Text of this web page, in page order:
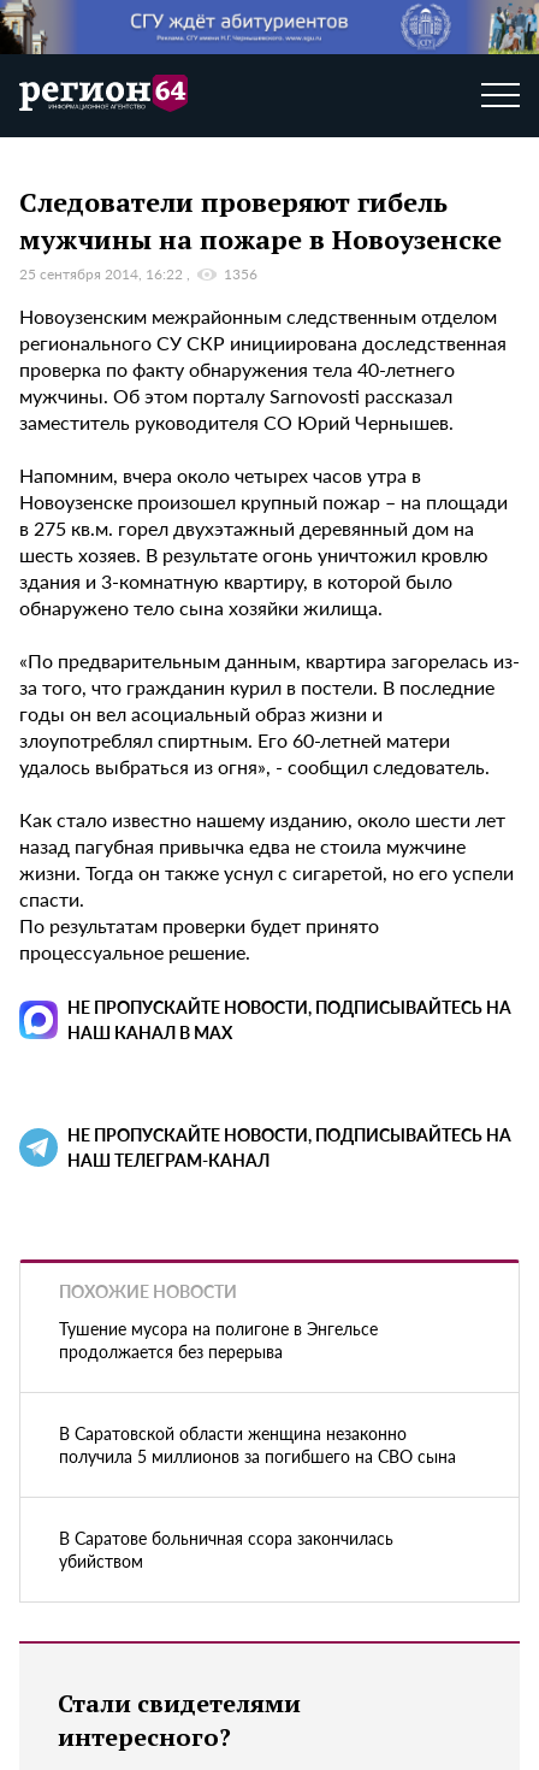
Следователи проверяют гибель
мужчины на пожаре в Новоузенске
25 сентября 2014, 16:22 1356
Новоузенским межрайонным следственным отделом
регионального СУ СКР инициирована доследственная
проверка по факту обнаружения тела 40-летнего
мужчины. Об этом порталу Sarnovosti рассказал
заместитель руководителя СО Юрий Чернышев.
Напомним, вчера около четырех часов утра в
Новоузенске произошел крупный пожар – на площади
в 275 кв.м. горел двухэтажный деревянный дом на
шесть хозяев. В результате огонь уничтожил кровлю
здания и 3-комнатную квартиру, в которой было
обнаружено тело сына хозяйки жилища.
«По предварительным данным, квартира загорелась из-
за того, что гражданин курил в постели. В последние
годы он вел асоциальный образ жизни и
злоупотреблял спиртным. Его 60-летней матери
удалось выбраться из огня», - сообщил следователь.
Как стало известно нашему изданию, около шести лет
назад пагубная привычка едва не стоила мужчине
жизни. Тогда он также уснул с сигаретой, но его успели
спасти.
По результатам проверки будет принято
процессуальное решение.
НЕ ПРОПУСКАЙТЕ НОВОСТИ, ПОДПИСЫВАЙТЕСЬ НА
НАШ КАНАЛ В MAX
НЕ ПРОПУСКАЙТЕ НОВОСТИ, ПОДПИСЫВАЙТЕСЬ НА
НАШ ТЕЛЕГРАМ-КАНАЛ
ПОХОЖИЕ НОВОСТИ
Тушение мусора на полигоне в Энгельсе
продолжается без перерыва
В Саратовской области женщина незаконно
получила 5 миллионов за погибшего на СВО сына
В Саратове больничная ссора закончилась
убийством
Стали свидетелями
интересного?